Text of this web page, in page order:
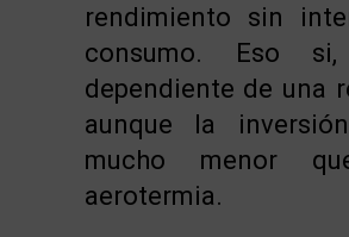
rendimiento sin
consumo. Eso
dependiente de una
aunque la
mucho menor
aerotermia.